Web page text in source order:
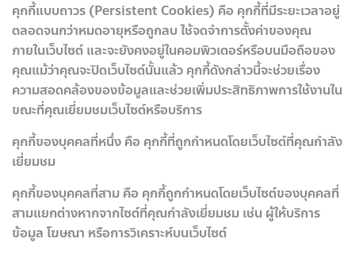
คุกกี้แบบถาวร (Persistent Cookies) คือ คุกกี้ที่มีระยะเวลาอยู่
ตลอดจนกว่าหมดอายุหรือถูกลบ ใช้จดจำการตั้งค่าของคุณ
ภายในเว็บไซต์ และจะยังคงอยู่ในคอมพิวเตอร์หรือบนมือถือของ
คุณแม้ว่าคุณจะปิดเว็บไซต์นั้นแล้ว คุกกี้ดังกล่าวนี้จะช่วยเรื่อง
ความสอดคล้องของข้อมูลและช่วยเพิ่มประสิทธิภาพการใช้งานใน
ขณะที่คุณเยี่ยมชมเว็บไซต์หรือบริการ
คุกกี้ของบุคคลที่หนึ่ง คือ คุกกี้ที่ถูกกำหนดโดยเว็บไซต์ที่คุณกำลัง
เยี่ยมชม
คุกกี้ของบุคคลที่สาม คือ คุกกี้ถูกกำหนดโดยเว็บไซต์ของบุคคลที่
สามแยกต่างหากจากไซต์ที่คุณกำลังเยี่ยมชม เช่น ผู้ให้บริการ
ข้อมูล โฆษณา หรือการวิเคราะห์บนเว็บไซต์